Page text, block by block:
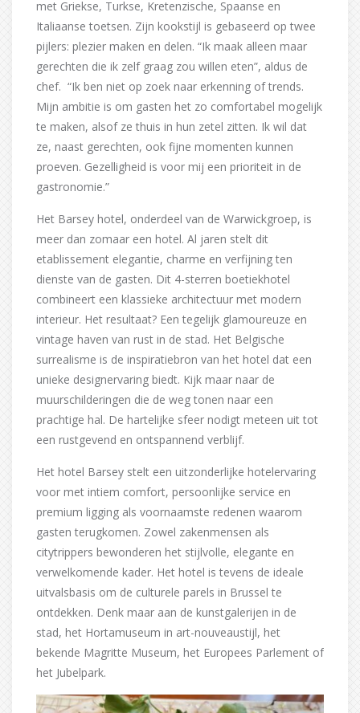
met Griekse, Turkse, Kretenzische, Spaanse en
Italiaanse toetsen. Zijn kookstijl is gebaseerd op twee
pijlers: plezier maken en delen. “Ik maak alleen maar
gerechten die ik zelf graag zou willen eten”, aldus de
chef. “Ik ben niet op zoek naar erkenning of trends.
Mijn ambitie is om gasten het zo comfortabel mogelijk
te maken, alsof ze thuis in hun zetel zitten. Ik wil dat
ze, naast gerechten, ook fijne momenten kunnen
proeven. Gezelligheid is voor mij een prioriteit in de
gastronomie.”
Het Barsey hotel, onderdeel van de Warwickgroep, is
meer dan zomaar een hotel. Al jaren stelt dit
etablissement elegantie, charme en verfijning ten
dienste van de gasten. Dit 4-sterren boetiekhotel
combineert een klassieke architectuur met modern
interieur. Het resultaat? Een tegelijk glamoureuze en
vintage haven van rust in de stad. Het Belgische
surrealisme is de inspiratiebron van het hotel dat een
unieke designervaring biedt. Kijk maar naar de
muurschilderingen die de weg tonen naar een
prachtige hal. De hartelijke sfeer nodigt meteen uit tot
een rustgevend en ontspannend verblijf.
Het hotel Barsey stelt een uitzonderlijke hotelervaring
voor met intiem comfort, persoonlijke service en
premium ligging als voornaamste redenen waarom
gasten terugkomen. Zowel zakenmensen als
citytrippers bewonderen het stijlvolle, elegante en
verwelkomende kader. Het hotel is tevens de ideale
uitvalsbasis om de culturele parels in Brussel te
ontdekken. Denk maar aan de kunstgalerijen in de
stad, het Hortamuseum in art-nouveaustijl, het
bekende Magritte Museum, het Europees Parlement of
het Jubelpark.